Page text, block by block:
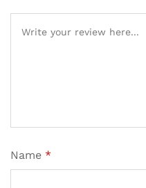
Name *